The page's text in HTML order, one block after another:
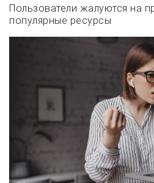
Пользователи жалуются на
популярные ресурсы